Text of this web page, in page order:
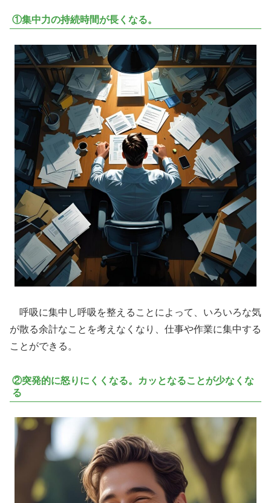
①集中力の持続時間が長くなる。
呼吸に集中し呼吸を整えることによって、いろいろな気
が散る余計なことを考えなくなり、仕事や作業に集中する
ことができる。
②突発的に怒りにくくなる。カッとなることが少なくな
る